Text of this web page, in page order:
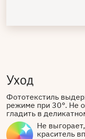
Уход
Фототекстиль
режиме при 30°. Не
гладить в
Не
краситель